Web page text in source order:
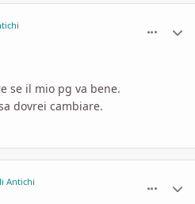
se il mio pg va bene.
dovrei cambiare.
Antichi